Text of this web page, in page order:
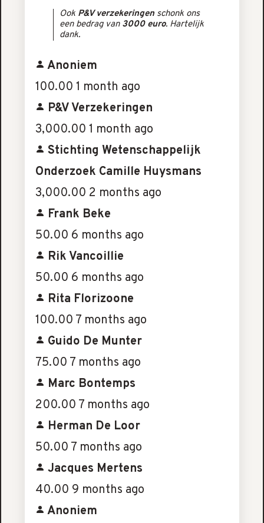
Ook P&V verzekeringenschonk ons
een bedrag van 3000 euro. Hartelijk
dank.
Anoniem
100.00 1 month ago
P&V Verzekeringen
3,000.00 1 month ago
Stichting Wetenschappelijk
Onderzoek Camille Huysmans
3,000.00 2 months ago
Frank Beke
50.00 6 months ago
Rik Vancoillie
50.00 6 months ago
Rita Florizoone
100.00 7 months ago
Guido De Munter
75.00 7 months ago
Marc Bontemps
200.00 7 months ago
Herman De Loor
50.00 7 months ago
Jacques Mertens
40.00 9 months ago
Anoniem